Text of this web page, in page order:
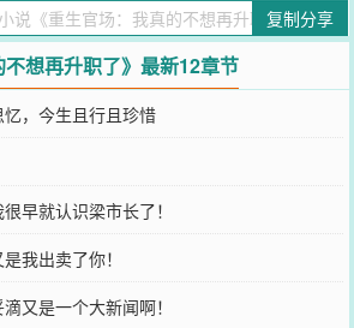
我真的不想再升职了》还不错的话请不要忘
的朋友推荐哦！
复制分享
不想再升职了》最新12章节
，今生且行且珍惜
早就认识梁市长了！
我出卖了你！
又是一个大新闻啊！